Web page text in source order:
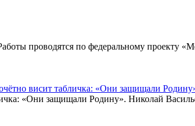
проводятся по федеральному проекту
висит табличка: «Они защищали
«Они защищали Родину». Николай